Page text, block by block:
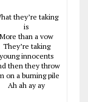
they’re taking
is
More than a vow
They’re taking
young innocents
then they throw
on a burning pile
Ah ah ay ay